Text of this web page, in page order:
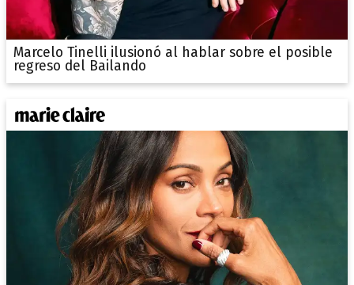
Marcelo Tinelli ilusionó al hablar sobre el posible
regreso del Bailando